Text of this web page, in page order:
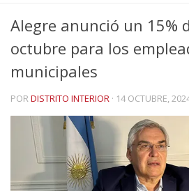
Alegre anunció un 15%
octubre para los
municipales
PORDISTRITO INTERIOR · 14 OCTUBRE,